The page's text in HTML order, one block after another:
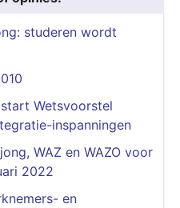
studeren wordt
Wetsvoorstel
inspanningen
WAZ en WAZO voor
2022
en